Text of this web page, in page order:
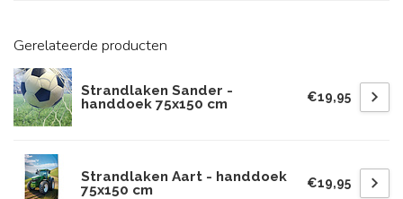
Gerelateerde producten
Strandlaken Sander -
handdoek 75x150 cm
€19,95
Strandlaken Aart - handdoek
75x150 cm
€19,95